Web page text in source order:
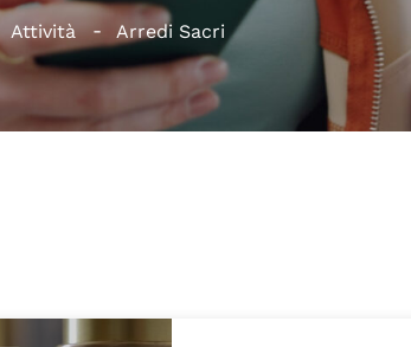
Attività Arredi Sacri